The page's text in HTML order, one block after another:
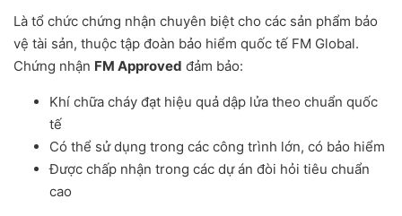
Là tổ chức chứng nhận chuyên biệt cho các sản phẩm bảo
vệ tài sản, thuộc tập đoàn bảo hiểm quốc tế FM Global.
Chứng nhận FM Approved đảm bảo:
Khí chữa cháy đạt hiệu quả dập lửa theo chuẩn quốc
tế
Có thể sử dụng trong các công trình lớn, có bảo hiểm
Được chấp nhận trong các dự án đòi hỏi tiêu chuẩn
cao